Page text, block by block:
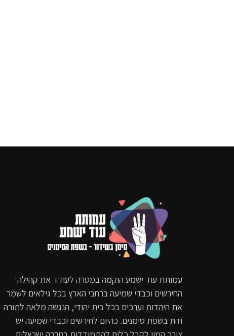
עמותת עוד ישמע הוקמה במטרה לעודד את קהילה
החירשים וכבדי שמיעה ברחבי הארץ בכל גילאים לשמר
את היהדות וערכים בכל בית יהודי, הנגשה מלאה לתורה
ודת בשפת סימנים. כהיום לחירשים וכבדי שמיעה יש